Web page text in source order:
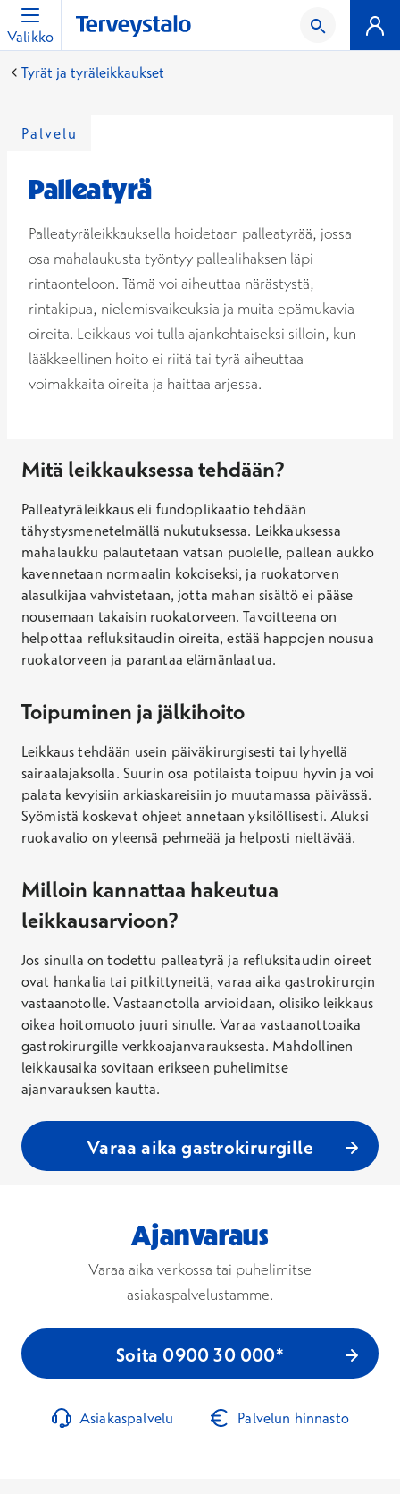
Valikko
Tyrät ja tyräleikkaukset
Palvelu
Palleatyrä
Palleatyräleikkauksella hoidetaan palleatyrää, jossa
osa mahalaukusta työntyy pallealihaksen läpi
rintaonteloon. Tämä voi aiheuttaa närästystä,
rintakipua, nielemisvaikeuksia ja muita epämukavia
oireita. Leikkaus voi tulla ajankohtaiseksi silloin, kun
lääkkeellinen hoito ei riitä tai tyrä aiheuttaa
voimakkaita oireita ja haittaa arjessa.
Mitä leikkauksessa tehdään?
Palleatyräleikkaus eli fundoplikaatio tehdään
tähystysmenetelmällä nukutuksessa. Leikkauksessa
mahalaukku palautetaan vatsan puolelle, pallean aukko
kavennetaan normaalin kokoiseksi, ja ruokatorven
alasulkijaa vahvistetaan, jotta mahan sisältö ei pääse
nousemaan takaisin ruokatorveen. Tavoitteena on
helpottaa refluksitaudin oireita, estää happojen nousua
ruokatorveen ja parantaa elämänlaatua.
Toipuminen ja jälkihoito
Leikkaus tehdään usein päiväkirurgisesti tai lyhyellä
sairaalajaksolla. Suurin osa potilaista toipuu hyvin ja voi
palata kevyisiin arkiaskareisiin jo muutamassa päivässä.
Syömistä koskevat ohjeet annetaan yksilöllisesti. Aluksi
ruokavalio on yleensä pehmeää ja helposti nieltävää.
Milloin kannattaa hakeutua
leikkausarvioon?
Jos sinulla on todettu palleatyrä ja refluksitaudin oireet
ovat hankalia tai pitkittyneitä, varaa aika gastrokirurgin
vastaanotolle. Vastaanotolla arvioidaan, olisiko leikkaus
oikea hoitomuoto juuri sinulle. Varaa vastaanottoaika
gastrokirurgille verkkoajanvarauksesta. Mahdollinen
leikkausaika sovitaan erikseen puhelimitse
ajanvarauksen kautta.
Varaa aika gastrokirurgille
Ajanvaraus
Varaa aika verkossa tai puhelimitse
asiakaspalvelustamme.
Soita 0900 30 000*
Asiakaspalvelu Palvelun hinnasto